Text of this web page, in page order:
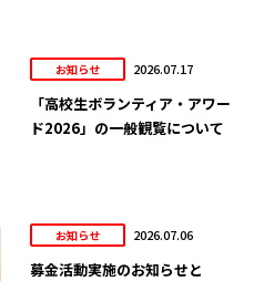
お知らせ 2026.07.17
「高校生ボランティア・アワー
ド2026」の一般観覧について
お知らせ 2026.07.06
募金活動実施のお知らせと